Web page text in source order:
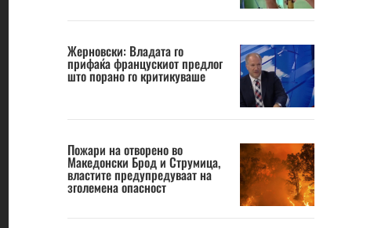
Жерновски: Владата го
прифаќа францускиот предлог
што порано го критикуваше
Пожари на отворено во
Македонски Брод и Струмица,
властите предупредуваат на
зголемена опасност